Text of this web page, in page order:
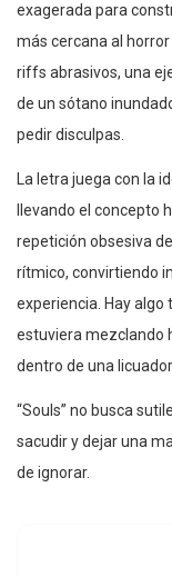
exagerada para
más cercana al
riffs abrasivos, una
de un sótano
pedir disculpas.
La letra juega con la
llevando el concepto
repetición obsesiva
rítmico, convirtiendo
experiencia. Hay algo
estuviera mezclando
dentro de una
“Souls” no busca
sacudir y dejar una
de ignorar.